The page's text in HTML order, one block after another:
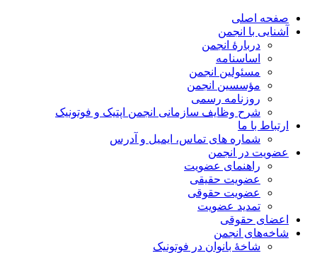
صفحه اصلی
آشنایی با انجمن
دربارۀ انجمن
اساسنامه
مسئولین انجمن
مؤسسین انجمن
روزنامه رسمی
شرح وظایف سازمانی انجمن اپتیک و فوتونیک
ارتباط با ما
شماره های تماس، ایمیل و آدرس
عضویت در انجمن
راهنمای عضویت
عضویت حقیقی
عضویت حقوقی
تمدید عضویت
اعضای حقوقی
شاخه‌های انجمن
شاخۀ بانوان در فوتونیک